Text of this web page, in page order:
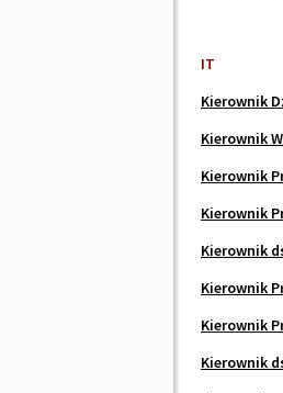
IT
Kierownik
Kierownik
Kierownik
Kierownik
Kierownik
Kierownik
Kierownik
Kierownik